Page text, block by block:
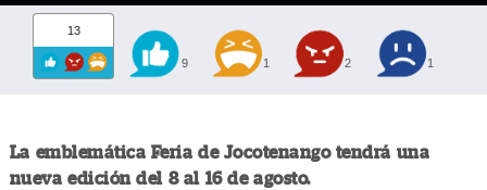
13
9 1 2 1
La emblemática Feria de Jocotenango tendrá una
nueva edición del 8 al 16 de agosto.